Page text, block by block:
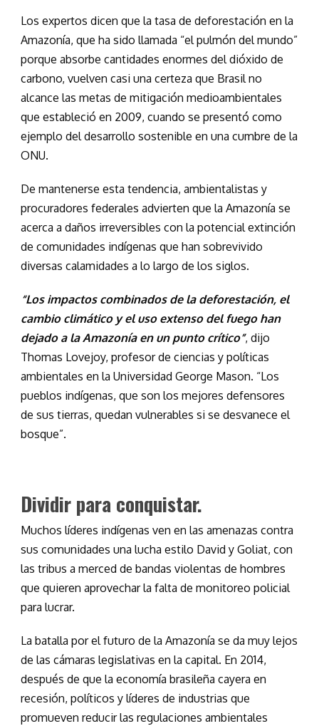
Los expertos dicen que la tasa de deforestación en la
Amazonía, que ha sido llamada “el pulmón del mundo”
porque absorbe cantidades enormes del dióxido de
carbono, vuelven casi una certeza que Brasil no
alcance las metas de mitigación medioambientales
que estableció en 2009, cuando se presentó como
ejemplo del desarrollo sostenible en una cumbre de la
ONU.
De mantenerse esta tendencia, ambientalistas y
procuradores federales advierten que la Amazonía se
acerca a daños irreversibles con la potencial extinción
de comunidades indígenas que han sobrevivido
diversas calamidades a lo largo de los siglos.
“Los impactos combinados de la deforestación, el
cambio climático y el uso extenso del fuego han
dejado a la Amazonía en un punto crítico”, dijo
Thomas Lovejoy, profesor de ciencias y políticas
ambientales en la Universidad George Mason. “Los
pueblos indígenas, que son los mejores defensores
de sus tierras, quedan vulnerables si se desvanece el
bosque”.
Dividir para conquistar.
Muchos líderes indígenas ven en las amenazas contra
sus comunidades una lucha estilo David y Goliat, con
las tribus a merced de bandas violentas de hombres
que quieren aprovechar la falta de monitoreo policial
para lucrar.
La batalla por el futuro de la Amazonía se da muy lejos
de las cámaras legislativas en la capital. En 2014,
después de que la economía brasileña cayera en
recesión, políticos y líderes de industrias que
promueven reducir las regulaciones ambientales